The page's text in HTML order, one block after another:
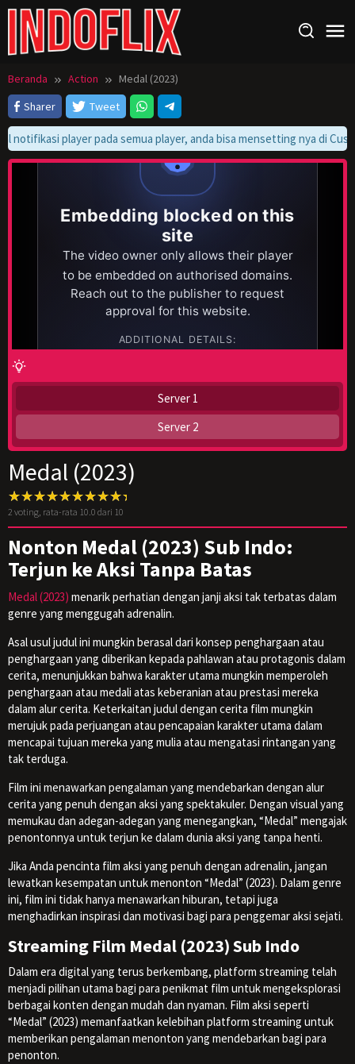
Loncat
konten
Beranda Action
Medal (2023)
Sharer
Tweet
player pada semua player, anda bisa mensetting nya di
Server 1
Server 2
Medal (2023)
2 voting, rata-rata 10.0 dari 10
Nonton Medal (2023) Sub Indo:
Terjun ke Aksi Tanpa Batas
Medal (2023) menarik perhatian dengan janji aksi tak terbatas dalam
genre yang menggugah adrenalin.
Asal usul judul ini mungkin berasal dari konsep penghargaan atau
penghargaan yang diberikan kepada pahlawan atau protagonis dalam
cerita, menunjukkan bahwa karakter utama mungkin memperoleh
penghargaan atau medali atas keberanian atau prestasi mereka
dalam alur cerita. Keterkaitan judul dengan cerita film mungkin
merujuk pada perjuangan atau pencapaian karakter utama dalam
mencapai tujuan mereka yang mulia atau mengatasi rintangan yang
tak terduga.
Film ini menawarkan pengalaman yang mendebarkan dengan alur
cerita yang penuh dengan aksi yang spektakuler. Dengan visual yang
memukau dan adegan-adegan yang menegangkan, “Medal” mengajak
penontonnya untuk terjun ke dalam dunia aksi yang tanpa henti.
Jika Anda pencinta film aksi yang penuh dengan adrenalin, jangan
lewatkan kesempatan untuk menonton “Medal” (2023). Dalam genre
ini, film ini tidak hanya menawarkan hiburan, tetapi juga
menghadirkan inspirasi dan motivasi bagi para penggemar aksi sejati.
Streaming Film Medal (2023) Sub Indo
Dalam era digital yang terus berkembang, platform streaming telah
menjadi pilihan utama bagi para penikmat film untuk mengeksplorasi
berbagai konten dengan mudah dan nyaman. Film aksi seperti
“Medal” (2023) memanfaatkan kelebihan platform streaming untuk
memberikan pengalaman menonton yang mendebarkan bagi para
penonton.